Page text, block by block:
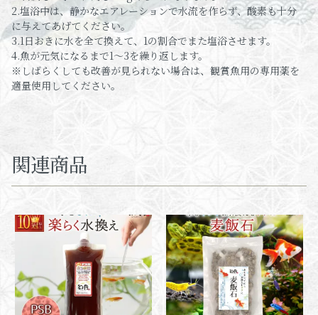
2.塩浴中は、静かなエアレーションで水流を作らず、酸素も十分
に与えてあげてください。
3.1日おきに水を全て換えて、1の割合でまた塩浴させます。
4.魚が元気になるまで1～3を繰り返します。
※しばらくしても改善が見られない場合は、観賞魚用の専用薬を
適量使用してください。
関連商品